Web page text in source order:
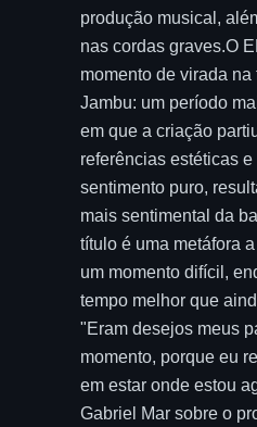
produção musical,
nas cordas graves.O
momento de virada na
Jambu: um período
em que a criação
referências estéticas
sentimento puro,
mais sentimental da
título é uma metáfora
um momento difícil,
tempo melhor que
"Eram desejos meus
momento, porque eu
em estar onde estou
Gabriel Mar sobre o